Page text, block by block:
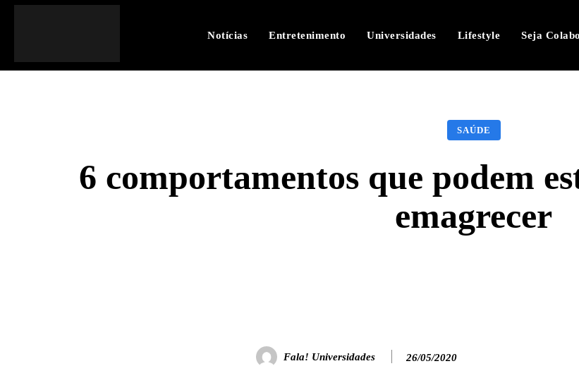
Notícias Entretenimento Universidades Lifestyle Seja
SAÚDE
6 comportamentos que podem
emagrecer
Fala! Universidades 26/05/2020